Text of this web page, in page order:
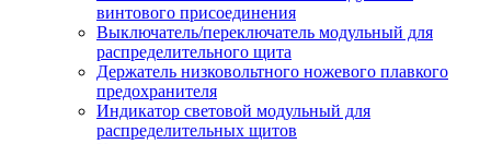
винтового присоединения
Выключатель/переключатель модульный для
распределительного щита
Держатель низковольтного ножевого плавкого
предохранителя
Индикатор световой модульный для
распределительных щитов